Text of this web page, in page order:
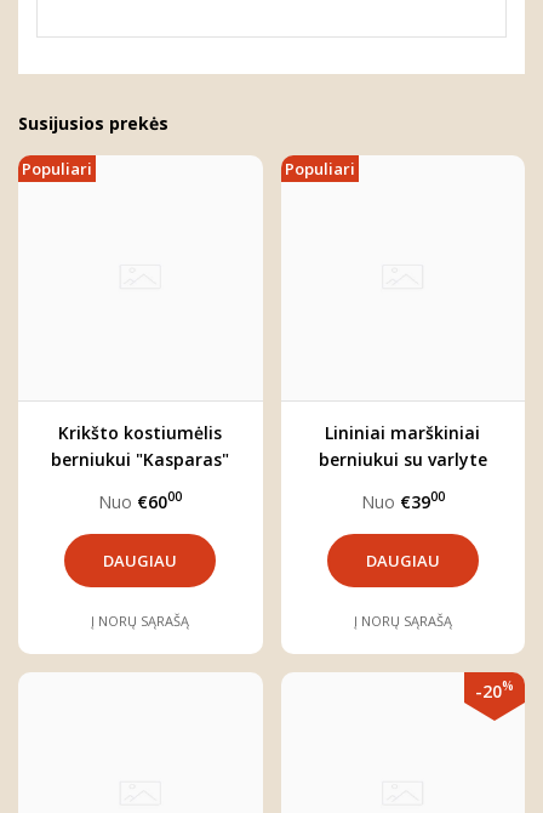
Susijusios prekės
Populiari
Krikšto kostiumėlis
berniukui "Kasparas"
Nuo €6000
DAUGIAU
Į NORŲ SĄRAŠĄ
Populiari
Lininiai marškiniai
berniukui su varlyte
Nuo €3900
DAUGIAU
Į NORŲ SĄRAŠĄ
-20%